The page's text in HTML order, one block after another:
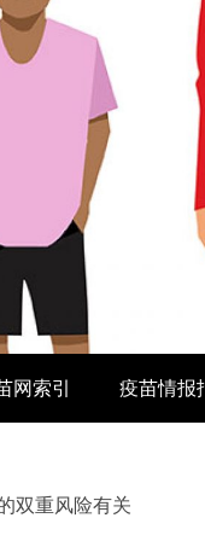
网索引 疫苗情报
双重风险有关